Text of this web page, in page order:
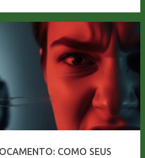
COMO SEUS